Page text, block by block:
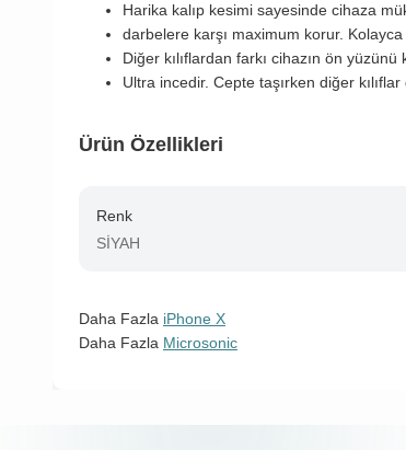
Harika kalıp kesimi sayesinde cihaza
darbelere karşı maximum korur. Kolayca
Diğer kılıflardan farkı cihazın ön
Ultra incedir. Cepte taşırken diğer kılıflar
Ürün Özellikleri
Renk
SİYAH
Daha Fazla iPhone X
Daha Fazla Microsonic